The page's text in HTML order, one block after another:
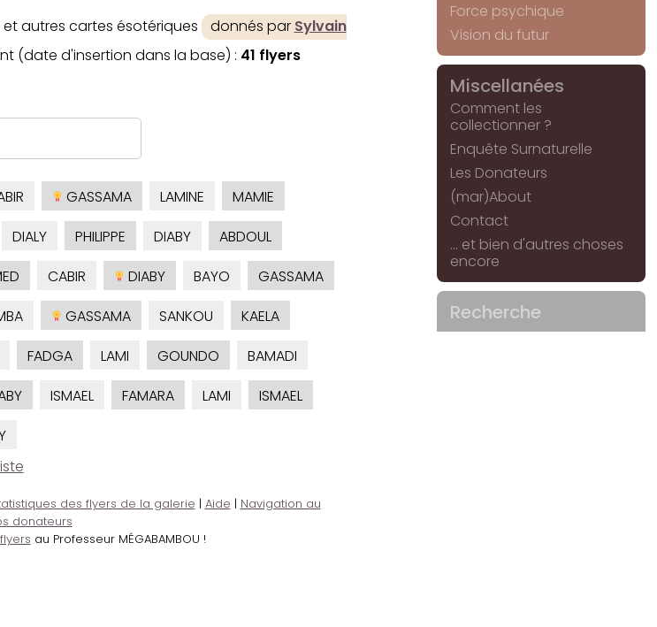
autres cartes ésotériques donnés par Sylvain
(date d'insertion dans la base) : 41 flyers
GASSAMA LAMINE
MAMIE
DIALY PHILIPPE DIABY
ABDOUL
CABIR DIABY BAYO
GASSAMA
GASSAMA SANKOU
KAELA
FADGA LAMI GOUNDO
BAMADI
ISMAEL FAMARA LAMI
ISMAEL
des flyers de la galerie | Aide | Navigation au
donateurs
au Professeur MÉGABAMBOU !
Force psychique
Vision du futur
Miscellanées
Comment les
collectionner ?
Enquête Surnaturelle
Les Donateurs
(mar)About
Contact
... et bien d'autres choses
encore
Recherche